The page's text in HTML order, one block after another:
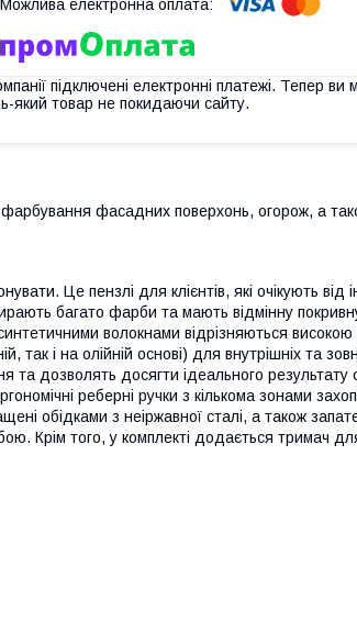
підключені електронні платежі. Тепер ви
який товар не покидаючи сайту.
фарбування фасадних поверхонь, огорож, а
Це пензлі для клієнтів, які очікують від
багато фарби та мають відмінну
волокнами відрізняються високою
і на олійній основі) для внутрішніх та
та дозволять досягти ідеального результату
реберні ручки з кількома зонами
обідками з неіржавної сталі, а також
Крім того, у комплекті додається тримач